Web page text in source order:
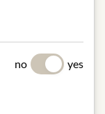
no yes